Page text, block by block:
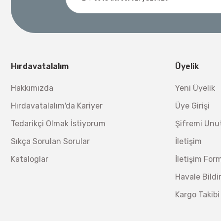
Nora Mıknatıslı Su Terazisi 40 Cm
230,40 TL
Hırdavatalalım
Hakkımızda
Hırdavatalalım'da Kariyer
Tedarikçi Olmak İstiyorum
Sıkça Sorulan Sorular
Kataloglar
Üyelik
Yeni Üyelik
Üye Girişi
Şifremi
İletişim
İletişim
Havale
Kargo Takibi